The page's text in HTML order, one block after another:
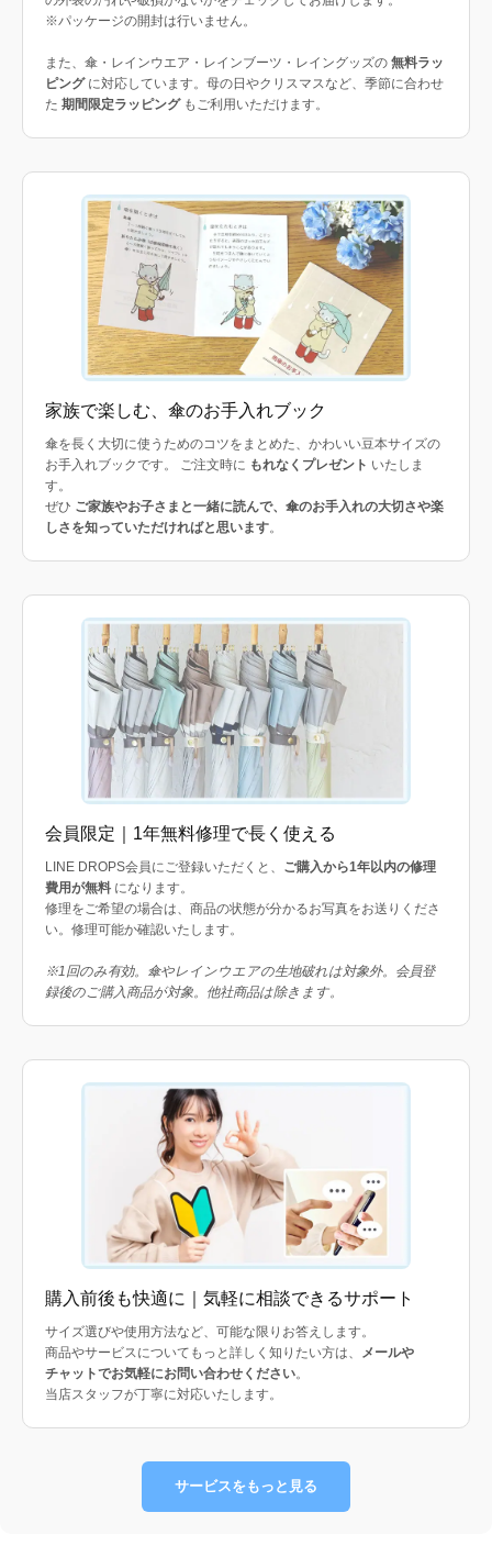
※パッケージの開封は行いません。
また、傘・レインウエア・レインブーツ・レイングッズの 無料ラッ
ピングに対応しています。母の日やクリスマスなど、季節に合わせ
た 期間限定ラッピングもご利用いただけます。
家族で楽しむ、傘のお手入れブック
傘を長く大切に使うためのコツをまとめた、かわいい豆本サイズの
お手入れブックです。 ご注文時に もれなくプレゼント いたしま
す。
ぜひ ご家族やお子さまと一緒に読んで、傘のお手入れの大切さや楽
しさを知っていただければと思います。
会員限定｜1年無料修理で長く使える
LINE DROPS会員にご登録いただくと、 ご購入から1年以内の修理
費用が無料 になります。
修理をご希望の場合は、商品の状態が分かるお写真をお送りくださ
い。修理可能か確認いたします。
※1回のみ有効。傘やレインウエアの生地破れは対象外。会員登
録後のご購入商品が対象。他社商品は除きます。
購入前後も快適に｜気軽に相談できるサポート
サイズ選びや使用方法など、可能な限りお答えします。
商品やサービスについてもっと詳しく知りたい方は、
メールや
チャットでお気軽にお問い合わせください。
当店スタッフが丁寧に対応いたします。
サービスをもっと見る